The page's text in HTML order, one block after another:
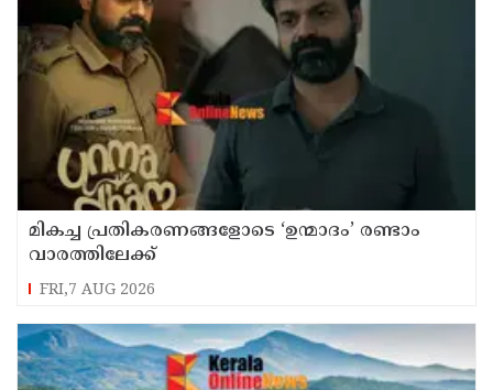
മികച്ച പ്രതികരണങ്ങളോടെ ‘ഉന്മാദം’ രണ്ടാം
വാരത്തിലേക്ക്
FRI,7 AUG 2026